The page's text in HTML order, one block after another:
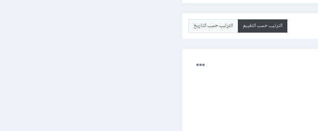
الترتيب حسب التقييم الترتيب حسب التاريخ